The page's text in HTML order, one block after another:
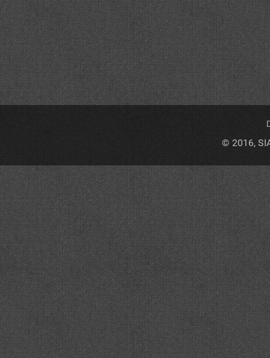
© 2016,